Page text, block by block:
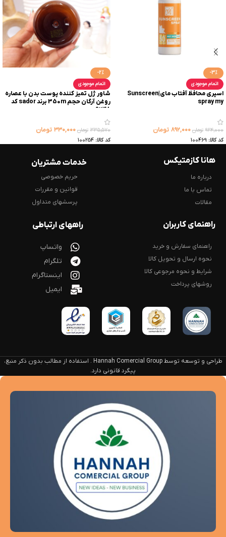
-3%
اتمام موجودی
اسپری محافظ آفتاب مای|Sunscreen
spray my
۹۲۴,۰۰۰ تومان ۸۹۲,۰۰۰ تومان
کد کالا: 100469
-2%
اتمام موجودی
شاور ژل تمیز کننده پوست بدن با عصاره
روغن آرگان حجم 350m برند sador کد
9248
۳۳۵,۵۷۰ تومان ۳۳۰,۰۰۰ تومان
کد کالا: 100254
هانا کازمتیکس
درباره ما
تماس با ما
مقالات
خدمات مشتریان
حریم خصوصی
قوانین و مقررات
پرسشهای متداول
راهنمای کاربران
راهنمای سفارش و خرید
نحوه ارسال و تحویل کالا
شرایط و نحوه مرجوعی کالا
روشهای پرداخت
راههای ارتباطی
واتساپ
تلگرام
اینستاگرام
ایمیل
طراحی و توسعه توسط Hannah Comercial Group . استفاده از مطالب بدون ذکر منبع،
پیگرد قانونی دارد.